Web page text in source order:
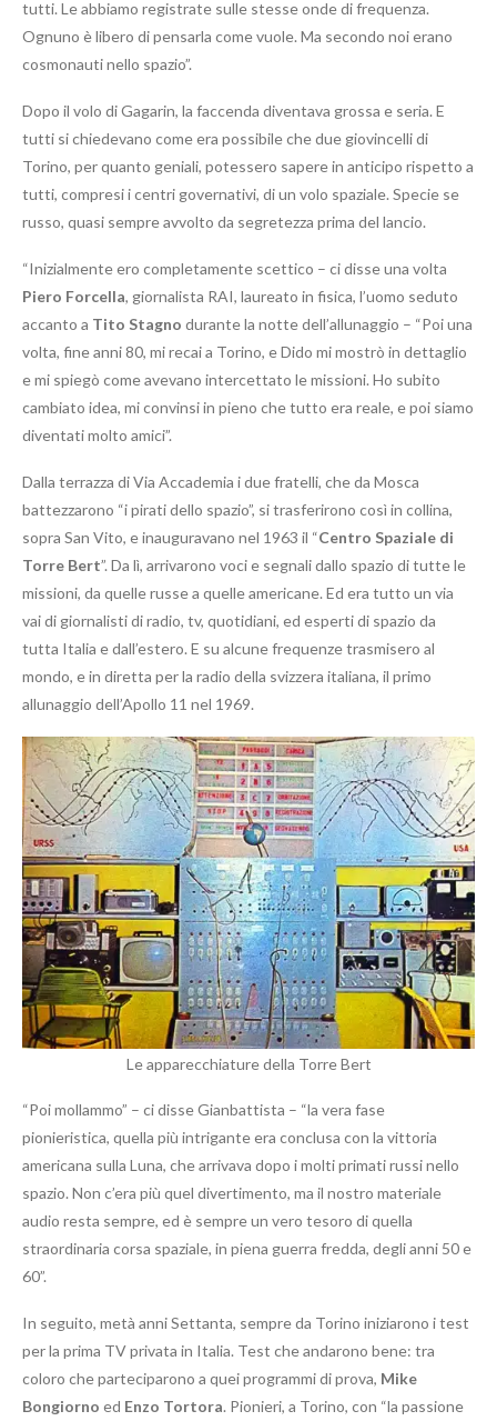
tutti. Le abbiamo registrate sulle stesse onde di frequenza.
Ognuno è libero di pensarla come vuole. Ma secondo noi erano
cosmonauti nello spazio”.
Dopo il volo di Gagarin, la faccenda diventava grossa e seria. E
tutti si chiedevano come era possibile che due giovincelli di
Torino, per quanto geniali, potessero sapere in anticipo rispetto a
tutti, compresi i centri governativi, di un volo spaziale. Specie se
russo, quasi sempre avvolto da segretezza prima del lancio.
“Inizialmente ero completamente scettico – ci disse una volta
Piero Forcella, giornalista RAI, laureato in fisica, l’uomo seduto
accanto a Tito Stagno durante la notte dell’allunaggio – “Poi una
volta, fine anni 80, mi recai a Torino, e Dido mi mostrò in dettaglio
e mi spiegò come avevano intercettato le missioni. Ho subito
cambiato idea, mi convinsi in pieno che tutto era reale, e poi siamo
diventati molto amici”.
Dalla terrazza di Via Accademia i due fratelli, che da Mosca
battezzarono “i pirati dello spazio”, si trasferirono così in collina,
sopra San Vito, e inauguravano nel 1963 il “Centro Spaziale di
Torre Bert”. Da lì, arrivarono voci e segnali dallo spazio di tutte le
missioni, da quelle russe a quelle americane. Ed era tutto un via
vai di giornalisti di radio, tv, quotidiani, ed esperti di spazio da
tutta Italia e dall’estero. E su alcune frequenze trasmisero al
mondo, e in diretta per la radio della svizzera italiana, il primo
allunaggio dell’Apollo 11 nel 1969.
Le apparecchiature della Torre Bert
“Poi mollammo” – ci disse Gianbattista – “la vera fase
pionieristica, quella più intrigante era conclusa con la vittoria
americana sulla Luna, che arrivava dopo i molti primati russi nello
spazio. Non c’era più quel divertimento, ma il nostro materiale
audio resta sempre, ed è sempre un vero tesoro di quella
straordinaria corsa spaziale, in piena guerra fredda, degli anni 50 e
60”.
In seguito, metà anni Settanta, sempre da Torino iniziarono i test
per la prima TV privata in Italia. Test che andarono bene: tra
coloro che parteciparono a quei programmi di prova, Mike
Bongiorno ed Enzo Tortora. Pionieri, a Torino, con “la passione